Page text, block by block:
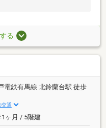
る
電鉄有馬線 北鈴蘭台駅 徒歩
交通
ヶ月 / 5階建